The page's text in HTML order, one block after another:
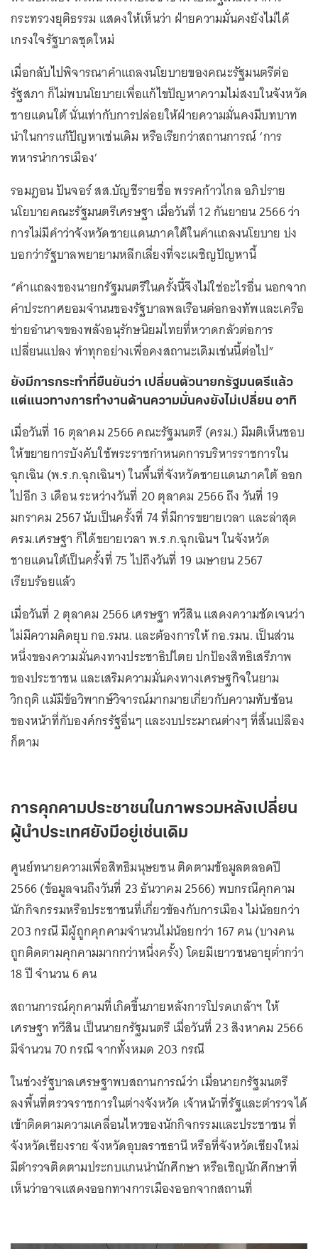
กระทรวงยุติธรรม แสดงให้เห็นว่า ฝ่ายความมั่นคงยังไม่ได้
เกรงใจรัฐบาลชุดใหม่
เมื่อกลับไปพิจารณาคำแถลงนโยบายของคณะรัฐมนตรีต่อ
รัฐสภา ก็ไม่พบนโยบายเพื่อแก้ไขปัญหาความไม่สงบในจังหวัด
ชายแดนใต้ นั่นเท่ากับการปล่อยให้ฝ่ายความมั่นคงมีบทบาท
นำในการแก้ปัญหาเช่นเดิม หรือเรียกว่าสถานการณ์ ‘การ
ทหารนำการเมือง’
รอมฎอน ปันจอร์ สส.บัญชีรายชื่อ พรรคก้าวไกล อภิปราย
นโยบายคณะรัฐมนตรีเศรษฐา เมื่อวันที่ 12 กันยายน 2566 ว่า
การไม่มีคำว่าจังหวัดชายแดนภาคใต้ในคำแถลงนโยบาย บ่ง
บอกว่ารัฐบาลพยายามหลีกเลี่ยงที่จะเผชิญปัญหานี้
“คำแถลงของนายกรัฐมนตรีในครั้งนี้จึงไม่ใช่อะไรอื่น นอกจาก
คำประกาศยอมจำนนของรัฐบาลพลเรือนต่อกองทัพและเครือ
ข่ายอำนาจของพลังอนุรักษนิยมไทยที่หวาดกลัวต่อการ
เปลี่ยนแปลง ทำทุกอย่างเพื่อคงสถานะเดิมเช่นนี้ต่อไป”
ยังมีการกระทำที่ยืนยันว่า เปลี่ยนตัวนายกรัฐมนตรีแล้ว
แต่แนวทางการทำงานด้านความมั่นคงยังไม่เปลี่ยน อาทิ
เมื่อวันที่ 16 ตุลาคม 2566 คณะรัฐมนตรี (ครม.) มีมติเห็นชอบ
ให้ขยายการบังคับใช้พระราชกำหนดการบริหารราชการใน
ฉุกเฉิน (พ.ร.ก.ฉุกเฉินฯ) ในพื้นที่จังหวัดชายแดนภาคใต้ ออก
ไปอีก 3 เดือน ระหว่างวันที่ 20 ตุลาคม 2566 ถึง วันที่ 19
มกราคม 2567 นับเป็นครั้งที่ 74 ที่มีการขยายเวลา และล่าสุด
ครม.เศรษฐา ก็ได้ขยายเวลา พ.ร.ก.ฉุกเฉินฯ ในจังหวัด
ชายแดนใต้เป็นครั้งที่ 75 ไปถึงวันที่ 19 เมษายน 2567
เรียบร้อยแล้ว
เมื่อวันที่ 2 ตุลาคม 2566 เศรษฐา ทวีสิน แสดงความชัดเจนว่า
ไม่มีความคิดยุบ กอ.รมน. และต้องการให้ กอ.รมน. เป็นส่วน
หนึ่งของความมั่นคงทางประชาธิปไตย ปกป้องสิทธิเสรีภาพ
ของประชาชน และเสริมความมั่นคงทางเศรษฐกิจในยาม
วิกฤติ แม้มีข้อวิพากษ์วิจารณ์มากมายเกี่ยวกับความทับซ้อน
ของหน้าที่กับองค์กรรัฐอื่นๆ และงบประมาณต่างๆ ที่สิ้นเปลือง
ก็ตาม
การคุกคามประชาชนในภาพรวมหลังเปลี่ยน
ผู้นำประเทศยังมีอยู่เช่นเดิม
ศูนย์ทนายความเพื่อสิทธิมนุษยชน ติดตามข้อมูลตลอดปี
2566 (ข้อมูลจนถึงวันที่ 23 ธันวาคม 2566) พบกรณีคุกคาม
นักกิจกรรมหรือประชาชนที่เกี่ยวข้องกับการเมือง ไม่น้อยกว่า
203 กรณี มีผู้ถูกคุกคามจำนวนไม่น้อยกว่า 167 คน (บางคน
ถูกติดตามคุกคามมากกว่าหนึ่งครั้ง) โดยมีเยาวชนอายุต่ำกว่า
18 ปี จำนวน 6 คน
สถานการณ์คุกคามที่เกิดขึ้นภายหลังการโปรดเกล้าฯ ให้
เศรษฐา ทวีสิน เป็นนายกรัฐมนตรี เมื่อวันที่ 23 สิงหาคม 2566
มีจำนวน 70 กรณี จากทั้งหมด 203 กรณี
ในช่วงรัฐบาลเศรษฐาพบสถานการณ์ว่า เมื่อนายกรัฐมนตรี
ลงพื้นที่ตรวจราชการในต่างจังหวัด เจ้าหน้าที่รัฐและตำรวจได้
เข้าติดตามความเคลื่อนไหวของนักกิจกรรมและประชาชน ที่
จังหวัดเชียงราย จังหวัดอุบลราชธานี หรือที่จังหวัดเชียงใหม่
มีตำรวจติดตามประกบแกนนำนักศึกษา หรือเชิญนักศึกษาที่
เห็นว่าอาจแสดงออกทางการเมืองออกจากสถานที่